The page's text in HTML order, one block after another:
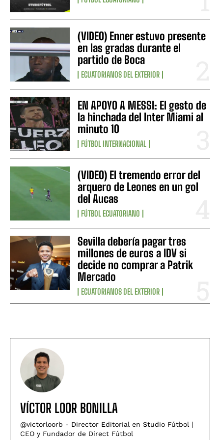
(VIDEO) Enner estuvo presente
en las gradas durante el
partido de Boca
ECUATORIANOS DEL EXTERIOR
EN APOYO A MESSI: El gesto de
la hinchada del Inter Miami al
minuto 10
FÚTBOL INTERNACIONAL
(VIDEO) El tremendo error del
arquero de Leones en un gol
del Aucas
FÚTBOL ECUATORIANO
Sevilla debería pagar tres
millones de euros a IDV si
decide no comprar a Patrik
Mercado
ECUATORIANOS DEL EXTERIOR
VÍCTOR LOOR BONILLA
@victorloorb - Director Editorial en Studio Fútbol |
CEO y Fundador de Direct Fútbol